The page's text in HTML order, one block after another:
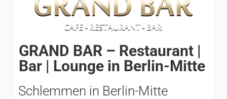
GRAND BAR – Restaurant |
Bar | Lounge in Berlin-Mitte
Schlemmen in Berlin-Mitte